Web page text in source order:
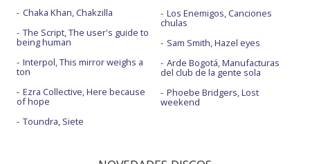
Chaka Khan, Chakzilla
The Script, The user's guide to
being human
Interpol, This mirror weighs a
ton
Ezra Collective, Here because
of hope
Toundra, Siete
Los Enemigos, Canciones
chulas
Sam Smith, Hazel eyes
Arde Bogotá, Manufacturas
del club de la gente sola
Phoebe Bridgers, Lost
weekend